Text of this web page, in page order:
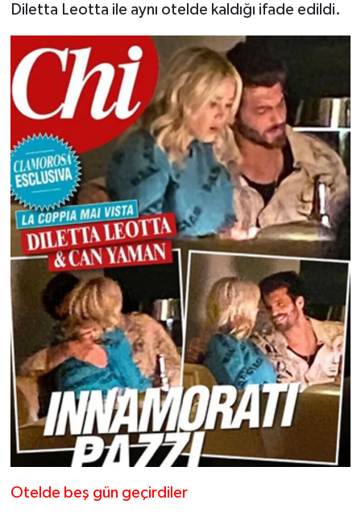
Diletta Leotta ile aynı otelde kaldığı ifade edildi.
Otelde beş gün geçirdiler